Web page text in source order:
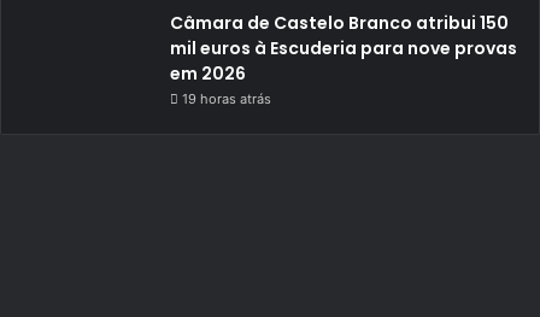
Câmara de Castelo Branco atribui 150
mil euros à Escuderia para nove provas
em 2026
19 horas atrás